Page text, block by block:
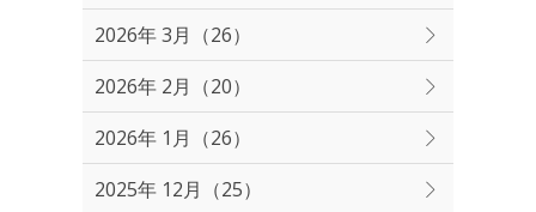
2026年 3月（26）
2026年 2月（20）
2026年 1月（26）
2025年 12月（25）